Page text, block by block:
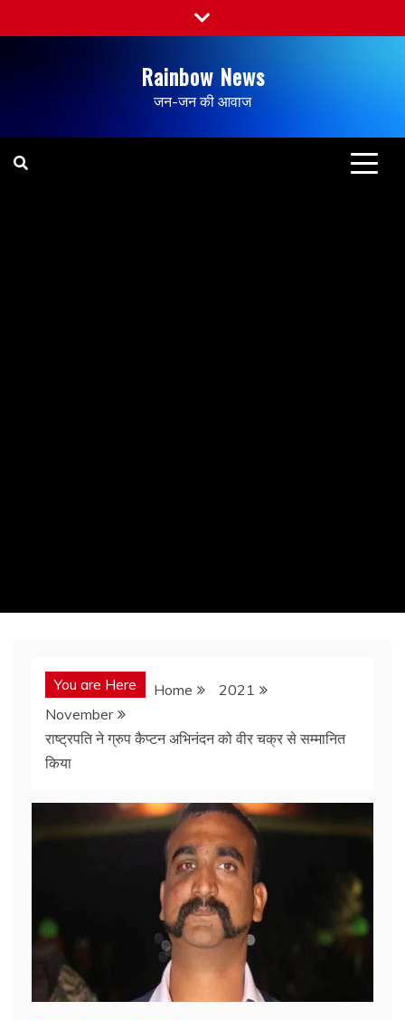
Rainbow News
जन-जन की आवाज
You are Here Home
2021
November
राष्ट्रपति ने ग्रुप कैप्टन अभिनंदन को वीर चक्र से सम्मानित
किया